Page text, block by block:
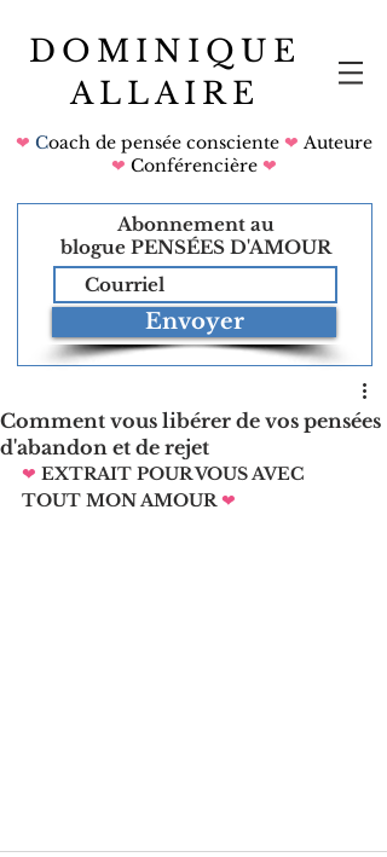
DOMINIQUE
ALLAIRE
❤ Coach de pensée consciente ❤ Auteure
❤ Conférencière ❤
Abonnement au
blogue PENSÉES D'AMOUR
Envoyer
Comment vous libérer de vos pensées
d'abandon et de rejet
❤ EXTRAIT POUR VOUS AVEC
TOUT MON AMOUR ❤